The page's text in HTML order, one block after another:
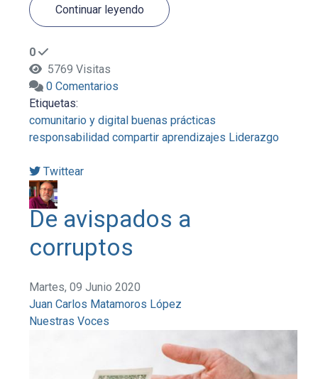
Continuar leyendo
0
5769 Visitas
0 Comentarios
Etiquetas:
comunitario y digital buenas prácticas
responsabilidad compartir aprendizajes Liderazgo
Twittear
De avispados a
corruptos
Martes, 09 Junio 2020
Juan Carlos Matamoros López
Nuestras Voces